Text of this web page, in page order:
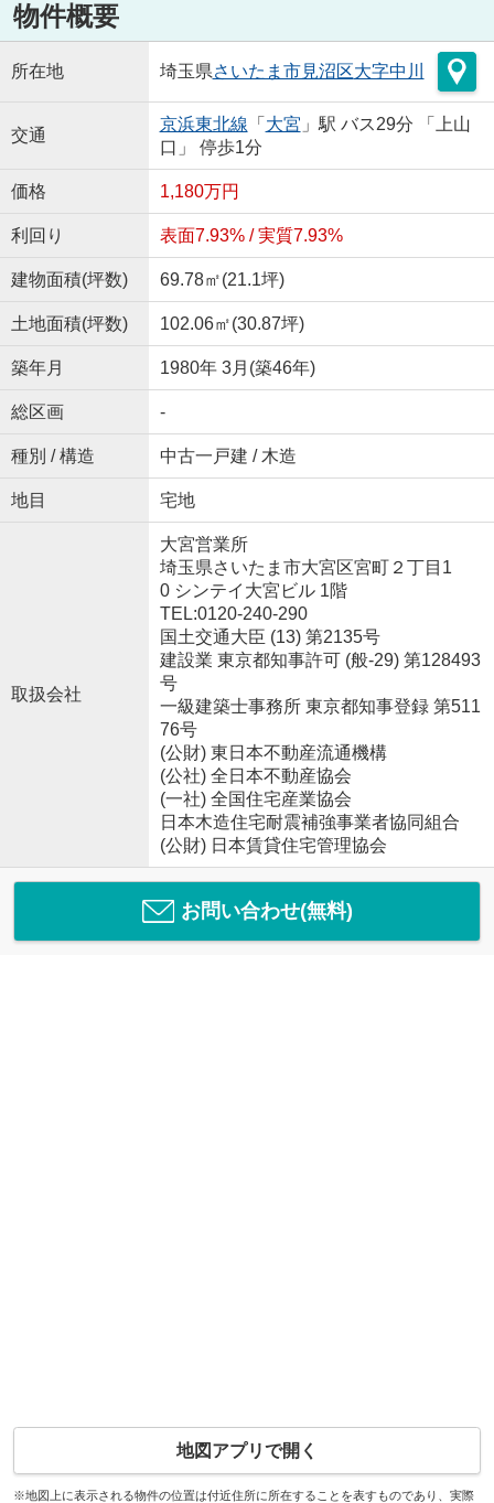
物件概要
所在地 埼玉県さいたま市見沼区大字中川
交通
京浜東北線 「 大宮 」駅 バス29分 「上山
口」 停歩1分
価格 1,180万円
利回り 表面7.93% / 実質7.93%
建物面積(坪数) 69.78㎡(21.1坪)
土地面積(坪数) 102.06㎡(30.87坪)
築年月 1980年 3月(築46年)
総区画 -
種別 / 構造 中古一戸建 / 木造
地目 宅地
取扱会社
大宮営業所
埼玉県さいたま市大宮区宮町２丁目1
0 シンテイ大宮ビル 1階
TEL:0120-240-290
国土交通大臣 (13) 第2135号
建設業 東京都知事許可 (般-29) 第128493
号
一級建築士事務所 東京都知事登録 第511
76号
(公財) 東日本不動産流通機構
(公社) 全日本不動産協会
(一社) 全国住宅産業協会
日本木造住宅耐震補強事業者協同組合
(公財) 日本賃貸住宅管理協会
お問い合わせ(無料)
地図アプリで開く
※地図上に表示される物件の位置は付近住所に所在することを表すものであり、実際